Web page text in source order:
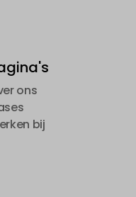
ons
ons
bij